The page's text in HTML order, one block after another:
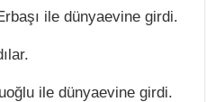
ile dünyaevine girdi.
ile dünyaevine girdi.